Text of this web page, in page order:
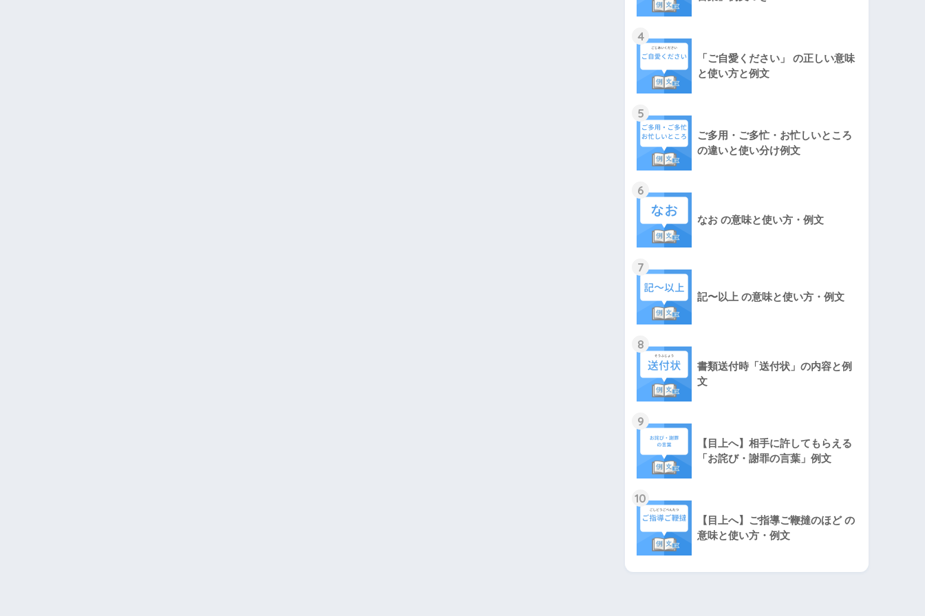
4
「ご自愛ください」 の正しい意味
と使い方と例文
5
ご多用・ご多忙・お忙しいところ
の違いと使い分け例文
6
なお の意味と使い方・例文
7
記〜以上 の意味と使い方・例文
8
書類送付時「送付状」の内容と例
文
9
【目上へ】相手に許してもらえる
「お詫び・謝罪の言葉」例文
10
【目上へ】ご指導ご鞭撻のほど の
意味と使い方・例文